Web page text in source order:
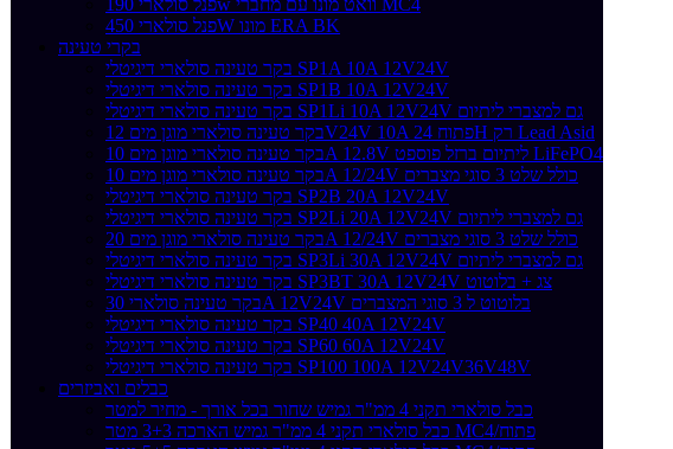
פנל סולארי 190w וואט מונו עם מחברי MC4
פנל סולארי 450W מונו ERA BK
בקרי טעינה
בקר טעינה סולארי דיגיטלי SP1A 10A 12V24V
בקר טעינה סולארי דיגיטלי SP1B 10A 12V24V
בקר טעינה סולארי דיגיטלי SP1Li 10A 12V24V גם למצברי ליתיום
בקר טעינה סולארי מוגן מים 12V24V 10A פתוח 24H רק Lead Asid
בקר טעינה סולארי מוגן מים 10A 12.8V ליתיום ברזל פוספט LiFePO4
בקר טעינה סולארי מוגן מים 10A 12/24V כולל שלט 3 סוגי מצברים
בקר טעינה סולארי דיגיטלי SP2B 20A 12V24V
בקר טעינה סולארי דיגיטלי SP2Li 20A 12V24V גם למצברי ליתיום
בקר טעינה סולארי מוגן מים 20A 12/24V כולל שלט 3 סוגי מצברים
בקר טעינה סולארי דיגיטלי SP3Li 30A 12V24V גם למצברי ליתיום
בקר טעינה סולארי דיגיטלי SP3BT 30A 12V24V צג + בלוטוט
בקר טעינה סולארי 30A 12V24V בלוטוט ל 3 סוגי המצברים
בקר טעינה סולארי דיגיטלי SP40 40A 12V24V
בקר טעינה סולארי דיגיטלי SP60 60A 12V24V
בקר טעינה סולארי דיגיטלי SP100 100A 12V24V36V48V
כבלים ואביזרים
כבל סולארי תקני 4 ממ"ר גמיש שחור בכל אורך - מחיר למטר
כבל סולארי תקני 4 ממ"ר גמיש הארכה 3+3 מטר MC4/פתוח